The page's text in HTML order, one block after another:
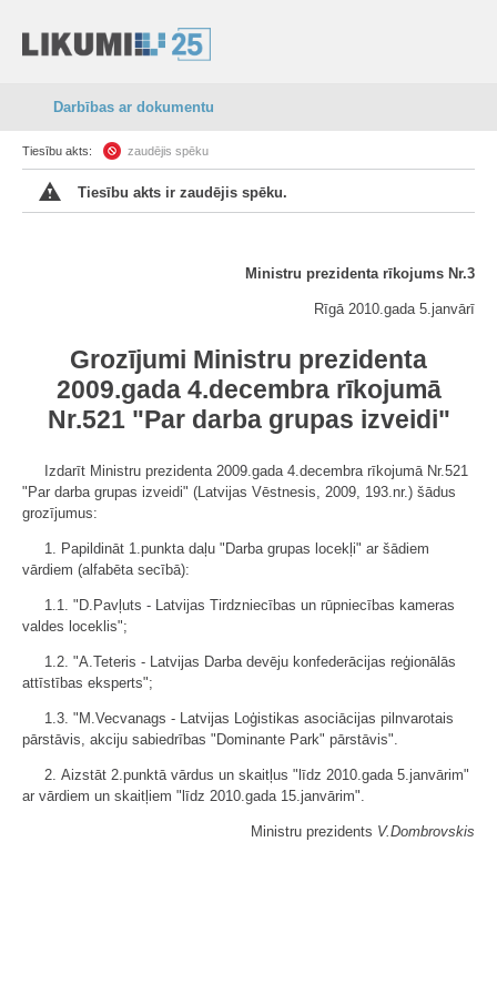
Darbības ar dokumentu
Tiesību akts: zaudējis spēku
Tiesību akts ir zaudējis spēku.
Ministru prezidenta rīkojums Nr.3
Rīgā 2010.gada 5.janvārī
Grozījumi Ministru prezidenta
2009.gada 4.decembra rīkojumā
Nr.521 "Par darba grupas izveidi"
Izdarīt Ministru prezidenta 2009.gada 4.decembra rīkojumā Nr.521
"Par darba grupas izveidi" (Latvijas Vēstnesis, 2009, 193.nr.) šādus
grozījumus:
1. Papildināt 1.punkta daļu "Darba grupas locekļi" ar šādiem
vārdiem (alfabēta secībā):
1.1. "D.Pavļuts - Latvijas Tirdzniecības un rūpniecības kameras
valdes loceklis";
1.2. "A.Teteris - Latvijas Darba devēju konfederācijas reģionālās
attīstības eksperts";
1.3. "M.Vecvanags - Latvijas Loģistikas asociācijas pilnvarotais
pārstāvis, akciju sabiedrības "Dominante Park" pārstāvis".
2. Aizstāt 2.punktā vārdus un skaitļus "līdz 2010.gada 5.janvārim"
ar vārdiem un skaitļiem "līdz 2010.gada 15.janvārim".
Ministru prezidents V.Dombrovskis